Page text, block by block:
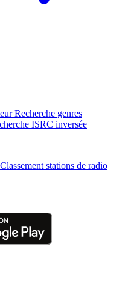
Recherche genres
ISRC inversée
Classement stations de radio